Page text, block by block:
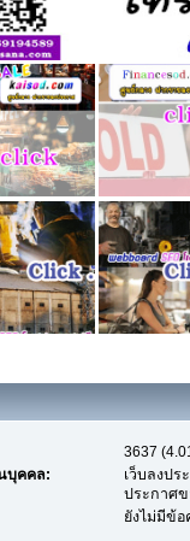
3637
บุคคล:
เว็บลงป
ประกาศ
ยังไม่มีข้อ